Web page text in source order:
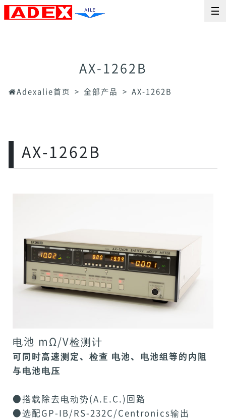
AX-1262B
Adexalie首页 全部产品 AX-1262B
AX-1262B
电池 mΩ/V检测计
可同时高速测定、检查 电池、电池组等的内阻
与电池电压
●搭载除去电动势(A.E.C.)回路
●选配GP-IB/RS-232C/Centronics输出